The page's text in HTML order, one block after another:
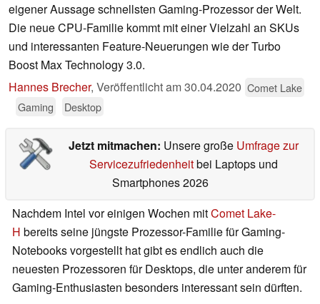
eigener Aussage schnellsten Gaming-Prozessor der Welt.
Die neue CPU-Familie kommt mit einer Vielzahl an SKUs
und interessanten Feature-Neuerungen wie der Turbo
Boost Max Technology 3.0.
Hannes Brecher, Veröffentlicht am30.04.2020 Comet Lake
Gaming
Desktop
Jetzt mitmachen: Unsere große Umfrage zur
Servicezufriedenheitbei Laptops und
Smartphones 2026
Nachdem Intel vor einigen Wochen mitComet Lake-
H bereits seine jüngste Prozessor-Familie für Gaming-
Notebooks vorgestellt hat gibt es endlich auch die
neuesten Prozessoren für Desktops, die unter anderem für
Gaming-Enthusiasten besonders interessant sein dürften.